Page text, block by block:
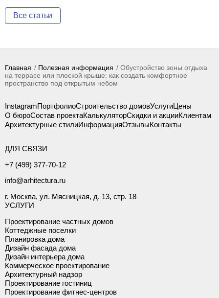
Все статьи
Главная Полезная информация
Обустройство зоны отдыха
на террасе или плоской крыше: как создать комфортное
пространство под открытым небом
InstagramПортфолиоСтроительство домовУслугиЦены
О бюроСостав проектаКалькуляторСкидки и акцииКлиентам
Архитектурные стилиИнформацияОтзывыКонтакты
ДЛЯ СВЯЗИ
+7 (499) 377-70-12
info@arhitectura.ru
г. Москва, ул. Мясницкая, д. 13, стр. 18
УСЛУГИ
Проектирование частных домов
Коттеджные поселки
Планировка дома
Дизайн фасада дома
Дизайн интерьера дома
Коммерческое проектирование
Архитектурный надзор
Проектирование гостиниц
Проектирование фитнес-центров